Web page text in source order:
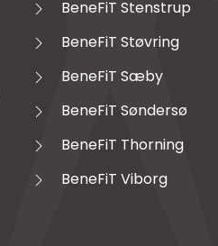
BeneFiT Stenstrup
BeneFiT Støvring
BeneFiT Sæby
BeneFiT Søndersø
BeneFiT Thorning
BeneFiT Viborg